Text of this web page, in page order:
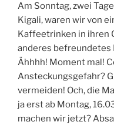
Am Sonntag, zwei
Kigali, waren wir von
Kaffeetrinken in ihren
anderes befreundetes
Ähhhh! Moment mal!
Ansteckungsgefahr?
vermeiden! Och, die
ja erst ab Montag,
machen wir jetzt?